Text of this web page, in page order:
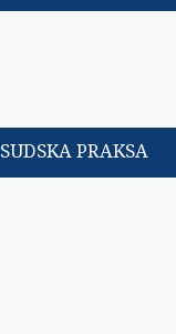
SUDSKA PRAKSA